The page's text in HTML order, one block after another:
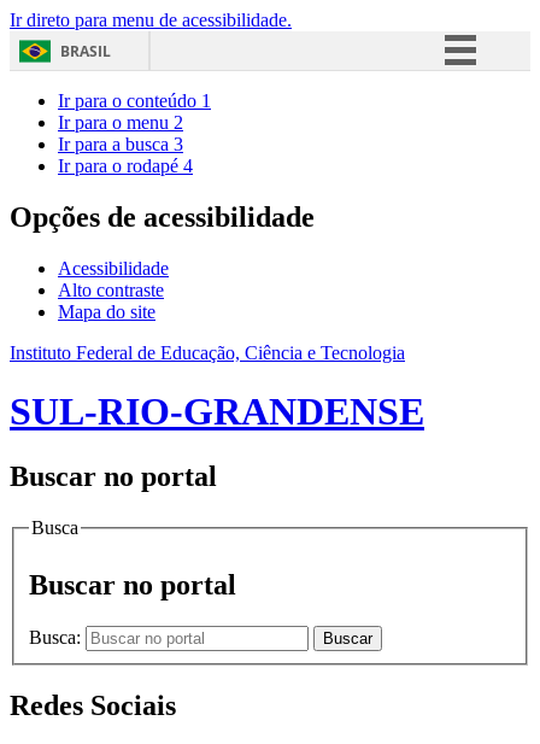
Ir direto para menu de acessibilidade.
BRASIL
Acesso à informação
Ir para o conteúdo 1
Ir para o menu 2
Ir para a busca 3
Ir para o rodapé 4
Opções de acessibilidade
Acessibilidade
Alto contraste
Mapa do site
Instituto Federal de Educação, Ciência e Tecnologia
SUL-RIO-GRANDENSE
Buscar no portal
Busca
Buscar no portal
Busca: Buscar
Redes Sociais